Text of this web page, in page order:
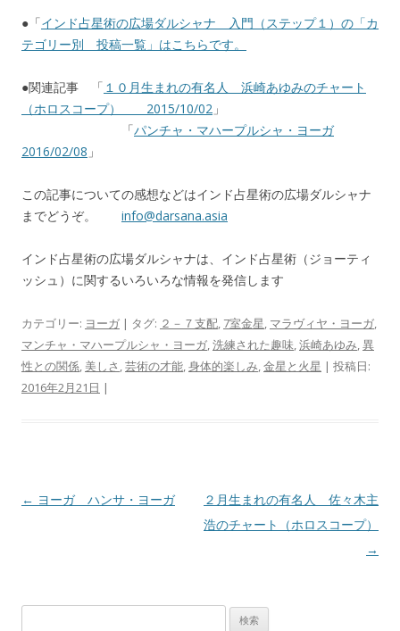
●「インド占星術の広場ダルシャナ 入門（ステップ１）の「カ
テゴリー別 投稿一覧」はこちらです。
●関連記事 「 １０月生まれの有名人 浜崎あゆみのチャート
（ホロスコープ） 2015/10/02 」
「パンチャ・マハープルシャ・ヨーガ
2016/02/08 」
この記事についての感想などはインド占星術の広場ダルシャナ
までどうぞ。 info@darsana.asia
インド占星術の広場ダルシャナは、インド占星術（ジョーティ
ッシュ）に関するいろいろな情報を発信します
カテゴリー: ヨーガ | タグ: ２－７支配, 7室金星, マラヴィヤ・ヨーガ,
マンチャ・マハープルシャ・ヨーガ,洗練された趣味,浜崎あゆみ,異
性との関係, 美しさ ,芸術の才能,身体的楽しみ,金星と火星 | 投稿日:
2016年2月21日 |
投稿ナビゲーション
← ヨーガ ハンサ・ヨーガ
２月生まれの有名人 佐々木主
浩のチャート（ホロスコープ）
→